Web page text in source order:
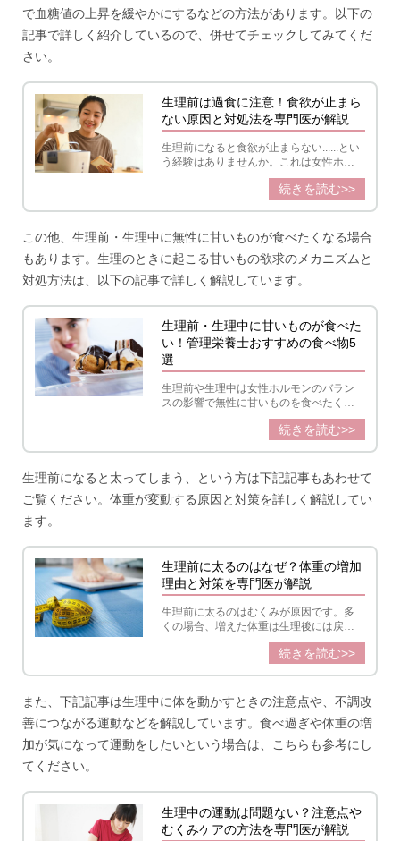
で血糖値の上昇を緩やかにするなどの方法があります。以下の
記事で詳しく紹介しているので、併せてチェックしてみてくだ
さい。
生理前は過食に注意！食欲が止まら
ない原因と対処法を専門医が解説
生理前になると食欲が止まらない......とい
う経験はありませんか。これは女性ホル
モンのプロゲステロンが増えることで引
き起こされます。食べ過ぎを抑えるコツ
続きを読む>>
この他、生理前・生理中に無性に甘いものが食べたくなる場合
もあります。生理のときに起こる甘いもの欲求のメカニズムと
対処方法は、以下の記事で詳しく解説しています。
生理前・生理中に甘いものが食べた
い！管理栄養士おすすめの食べ物5
選
生理前や生理中は女性ホルモンのバラン
スの影響で無性に甘いものを食べたくな
ることがあります。そこで管理栄養士が
我慢できないときの対処法や 生理中の不
取り入れましょう。
続きを読む>>
生理前になると太ってしまう、という方は下記記事もあわせて
ご覧ください。体重が変動する原因と対策を詳しく解説してい
ます。
生理前に太るのはなぜ？体重の増加
理由と対策を専門医が解説
生理前に太るのはむくみが原因です。多
くの場合、増えた体重は生理後には戻り
ますが、やはり体重増は気になるもの。
体重が変動する理由や太り過ぎを防ぐ対
続きを読む>>
また、下記記事は生理中に体を動かすときの注意点や、不調改
善につながる運動などを解説しています。食べ過ぎや体重の増
加が気になって運動をしたいという場合は、こちらも参考にし
てください。
生理中の運動は問題ない？注意点や
むくみケアの方法を専門医が解説